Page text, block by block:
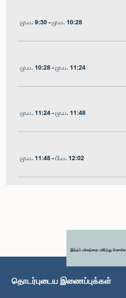
மு.ப. 9:30 - மு.ப. 10:28
மு.ப. 10:28 - மு.ப. 11:24
மு.ப. 11:24 - மு.ப. 11:48
மு.ப. 11:48 - பி.ப. 12:02
பி.ப. 12:19 - பி.ப. 12:32இந்தப் பக்கத்தை பகிர்ந்து கொள்க
தொடர்புடைய இணைப்புக்கள்